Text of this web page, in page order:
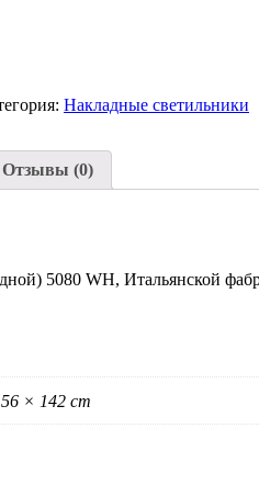
Накладные светильники
Отзывы (0)
5080 WH, Итальянской
× 142 cm